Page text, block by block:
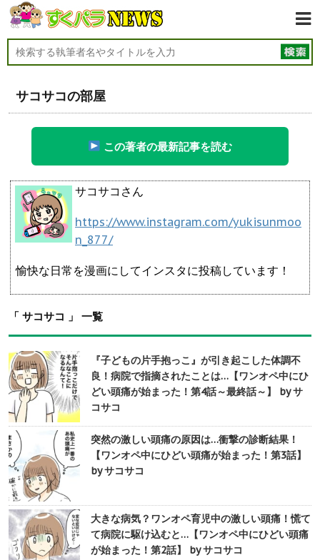
サコサコの部屋
この著者の最新記事を読む
サコサコさん
https://www.instagram.com/yukisunmoo
n_877/
愉快な日常を漫画にしてインスタに投稿しています！
「 サコサコ 」 一覧
『子どもの片手抱っこ』が引き起こした体調不
良！病院で指摘されたことは…【ワンオペ中にひ
どい頭痛が始まった！第4話～最終話～】 by サ
コサコ
突然の激しい頭痛の原因は…衝撃の診断結果！
【ワンオペ中にひどい頭痛が始まった！第3話】
by サコサコ
大きな病気？ワンオペ育児中の激しい頭痛！慌て
て病院に駆け込むと…【ワンオペ中にひどい頭痛
が始まった！第2話】 by サコサコ